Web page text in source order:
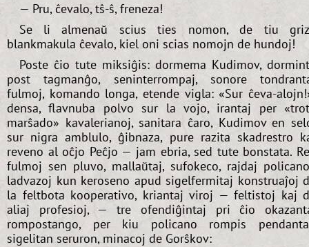
— Pru, ĉevalo, tŝ-ŝ, freneza!
Se li almenaŭ scius ties nomon, de tiu
blankmakula ĉevalo, kiel oni scias nomojn de hundoj!
Poste ĉio tute miksiĝis: dormema Kudimov,
post tagmanĝo, seninterrompaj, sonore
fulmoj, komando longa, etende vigla: «Sur ĉeva-
densa, flavnuba polvo sur la vojo, irantaj per
marŝado» kavalerianoj, sanitara ĉaro, Kudimov en
sur nigra amblulo, ĝibnaza, pure razita skadrestro
reveno al oĉjo Peĉjo — jam ebria, sed tute bonstata.
fulmoj sen pluvo, mallaŭtaj, sufokeco, rajdaj
ladvazoj kun keroseno apud sigelfermitaj konstruaĵoj
la feltbota kooperativo, kriantaj viroj — feltistoj kaj
aliaj profesioj, — tre ofendiĝintaj pri ĉio
rompostango, per kiu policano rompis
sigelitan seruron, minacoj de Gorŝkov: